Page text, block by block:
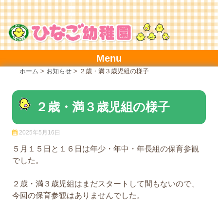
Skip
to
content
Menu
ホーム > お知らせ > ２歳・満３歳児組の様子
２歳・満３歳児組の様子
2025年5月16日
５月１５日と１６日は年少・年中・年長組の保育参観
でした。
２歳・満３歳児組はまだスタートして間もないので、
今回の保育参観はありませんでした。